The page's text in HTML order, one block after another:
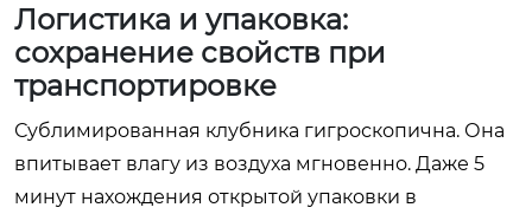
Логистика и упаковка:
сохранение свойств при
транспортировке
Сублимированная клубника гигроскопична. Она
впитывает влагу из воздуха мгновенно. Даже 5
минут нахождения открытой упаковки в